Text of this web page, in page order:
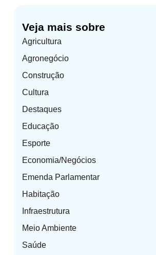
Veja mais sobre
Agricultura
Agronegócio
Construção
Cultura
Destaques
Educação
Esporte
Economia/Negócios
Emenda Parlamentar
Habitação
Infraestrutura
Meio Ambiente
Saúde